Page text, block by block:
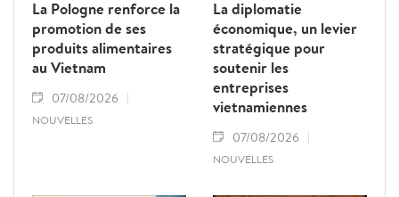
La Pologne renforce la
promotion de ses
produits alimentaires
au Vietnam
07/08/2026
NOUVELLES
La diplomatie
économique, un levier
stratégique pour
soutenir les
entreprises
vietnamiennes
07/08/2026
NOUVELLES